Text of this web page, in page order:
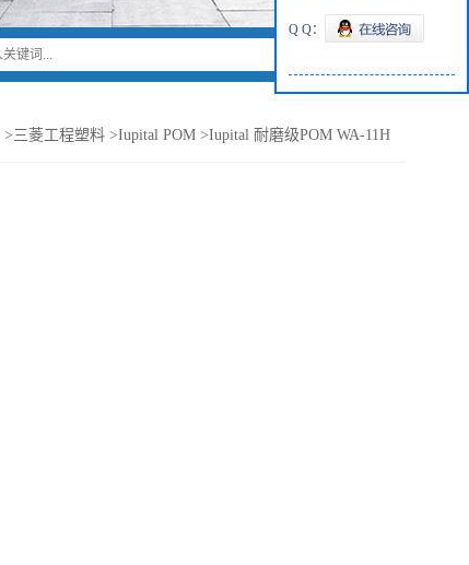
>三菱工程塑料 >Iupital POM >Iupital 耐磨级POM WA-11H
Q Q：